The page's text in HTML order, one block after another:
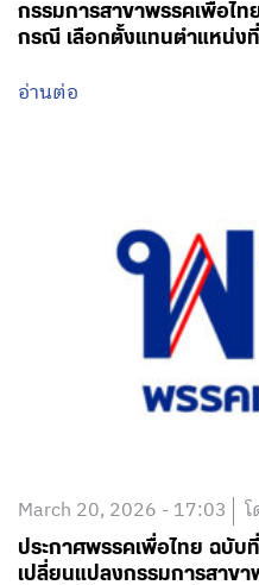
กรรมการสาขาพรรคเพื่อไ
กรณี เลือกตั้งแทนตำแหน่ง
อ่านต่อ
March 20, 2026 - 17:03
ประกาศพรรคเพื่อไทย ฉบับ
เปลี่ยนแปลงกรรมการสาข